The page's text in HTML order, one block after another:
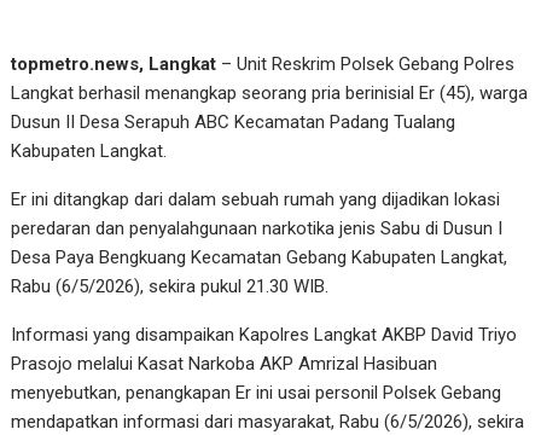
topmetro.news, Langkat – Unit Reskrim Polsek Gebang Polres
Langkat berhasil menangkap seorang pria berinisial Er (45), warga
Dusun II Desa Serapuh ABC Kecamatan Padang Tualang
Kabupaten Langkat.
Er ini ditangkap dari dalam sebuah rumah yang dijadikan lokasi
peredaran dan penyalahgunaan narkotika jenis Sabu di Dusun I
Desa Paya Bengkuang Kecamatan Gebang Kabupaten Langkat,
Rabu (6/5/2026), sekira pukul 21.30 WIB.
Informasi yang disampaikan Kapolres Langkat AKBP David Triyo
Prasojo melalui Kasat Narkoba AKP Amrizal Hasibuan
menyebutkan, penangkapan Er ini usai personil Polsek Gebang
mendapatkan informasi dari masyarakat, Rabu (6/5/2026), sekira